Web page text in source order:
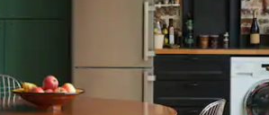
浏览。